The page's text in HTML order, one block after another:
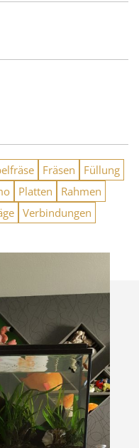
Fräsen
Füllung
Platten
Rahmen
Verbindungen